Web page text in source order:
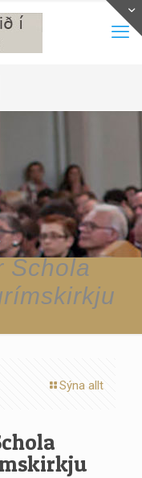
Schola
Sýna allt